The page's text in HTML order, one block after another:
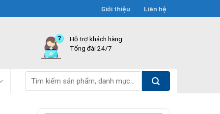
Giới thiệu Liên hệ
Hỗ trợ khách hàng
Tổng đài 24/7
kiếm: